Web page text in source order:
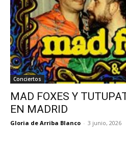
Conciertos
MAD FOXES Y
EN MADRID
Gloria de Arriba Blanco - 3 junio, 2026